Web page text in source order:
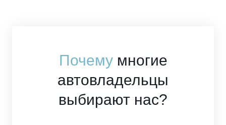
Почемумногие
автовладельцы
выбирают нас?